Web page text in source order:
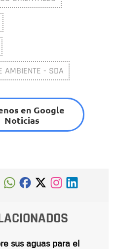
AMBIENTE - SDA
en Google
Noticias
sus aguas para el